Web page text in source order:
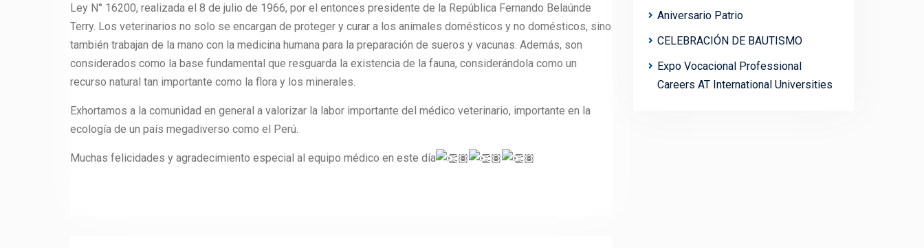
Ley N° 16200, realizada el 8 de julio de 1966, por el entonces presidente de la República Fernando Belaúnde
Terry. Los veterinarios no solo se encargan de proteger y curar a los animales domésticos y no domésticos, sino
también trabajan de la mano con la medicina humana para la preparación de sueros y vacunas. Además, son
considerados como la base fundamental que resguarda la existencia de la fauna, considerándola como un
recurso natural tan importante como la flora y los minerales.
Exhortamos a la comunidad en general a valorizar la labor importante del médico veterinario, importante en la
ecología de un país megadiverso como el Perú.
Muchas felicidades y agradecimiento especial al equipo médico en este día
Aniversario Patrio
CELEBRACIÓN DE BAUTISMO
Expo Vocacional Professional
Careers AT International Universities